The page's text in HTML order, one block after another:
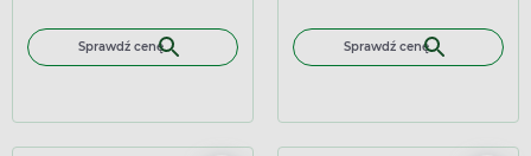
Sprawdź cenę Sprawdź cenę